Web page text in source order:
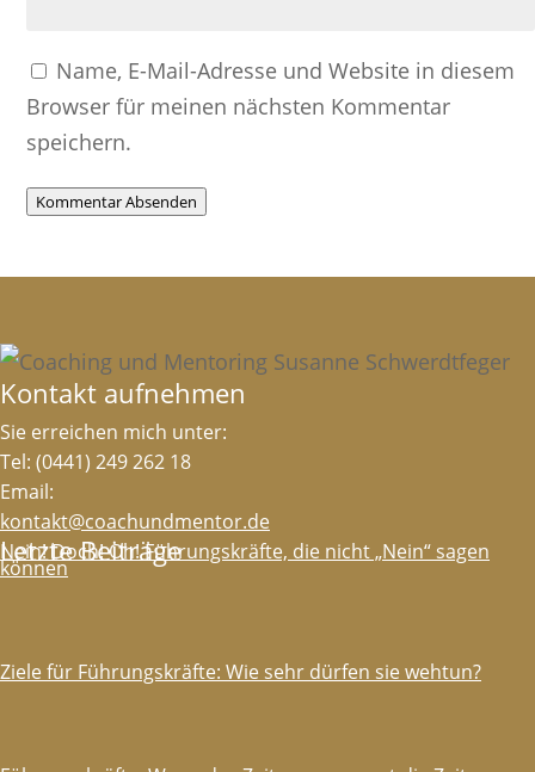
Name, E-Mail-Adresse und Website in diesem
Browser für meinen nächsten Kommentar
speichern.
Kommentar Absenden
Kontakt aufnehmen
Sie erreichen mich unter:
Tel: (0441) 249 262 18
Email:
kontakt@coachundmentor.de
Letzte Beiträge
Nein! Doch! Oh! Führungskräfte, die nicht „Nein“ sagen
können
Ziele für Führungskräfte: Wie sehr dürfen sie wehtun?